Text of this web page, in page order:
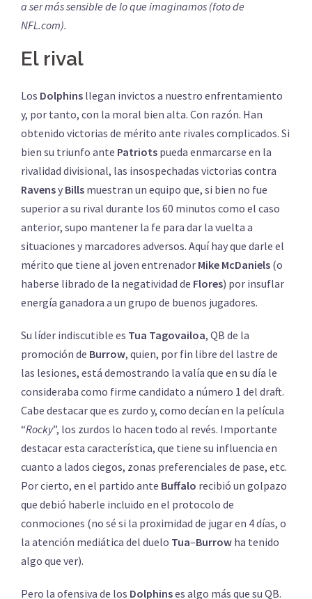
a ser más sensible de lo que imaginamos (foto de
NFL.com).
El rival
Los Dolphins llegan invictos a nuestro enfrentamiento
y, por tanto, con la moral bien alta. Con razón. Han
obtenido victorias de mérito ante rivales complicados. Si
bien su triunfo ante Patriots pueda enmarcarse en la
rivalidad divisional, las insospechadas victorias contra
Ravensy Bills muestran un equipo que, si bien no fue
superior a su rival durante los 60 minutos como el caso
anterior, supo mantener la fe para dar la vuelta a
situaciones y marcadores adversos. Aquí hay que darle el
mérito que tiene al joven entrenador Mike McDaniels (o
haberse librado de la negatividad de Flores) por insuflar
energía ganadora a un grupo de buenos jugadores.
Su líder indiscutible es Tua Tagovailoa, QB de la
promoción de Burrow, quien, por fin libre del lastre de
las lesiones, está demostrando la valía que en su día le
consideraba como firme candidato a número 1 del draft.
Cabe destacar que es zurdo y, como decían en la película
“Rocky”, los zurdos lo hacen todo al revés. Importante
destacar esta característica, que tiene su influencia en
cuanto a lados ciegos, zonas preferenciales de pase, etc.
Por cierto, en el partido ante Buffalo recibió un golpazo
que debió haberle incluido en el protocolo de
conmociones (no sé si la proximidad de jugar en 4 días, o
la atención mediática del duelo Tua–Burrow ha tenido
algo que ver).
Pero la ofensiva de los Dolphinses algo más que su QB.